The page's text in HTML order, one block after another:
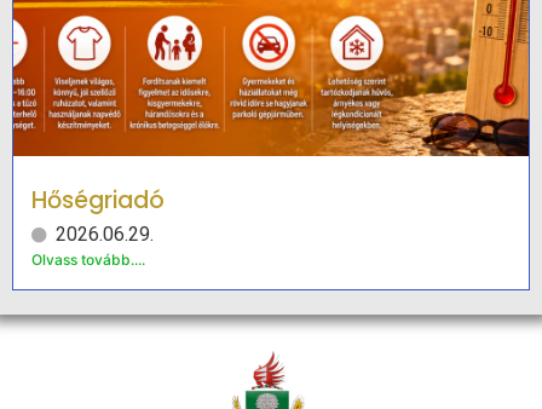
Hőségriadó
2026.06.29.
Olvass tovább....